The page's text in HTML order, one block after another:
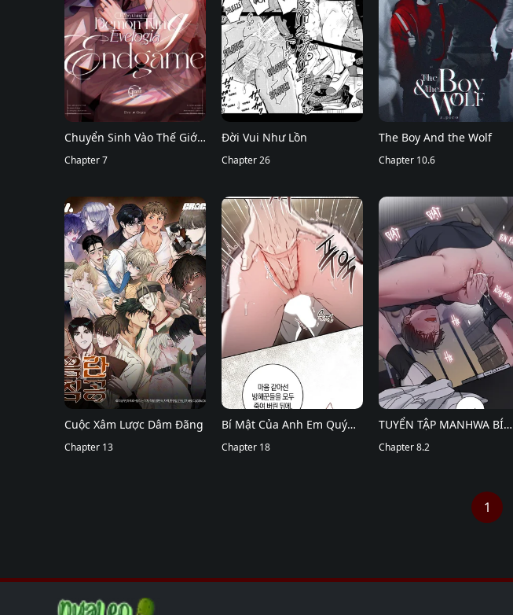
Chuyển Sinh Vào Thế Giới
Của Ma Vương Evelogia
Chapter 7
Đời Vui Như Lồn
Chapter 26
The Boy And the Wolf
Chapter 10.6
Cuộc Xâm Lược Dâm Đãng
Chapter 13
Bí Mật Của Anh Em Quý
Tộc
Chapter 18
TUYỂN TẬP MANHWA BÍ
MẬT CƠ THỂ
Chapter 8.2
1